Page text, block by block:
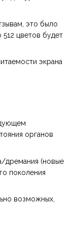
это было
цветов будет
экрана
органов
дремания (новые
поколения
возможных,